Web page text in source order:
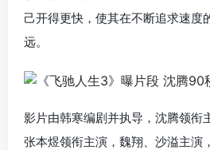
己开得更快，使其在不断追求速度
远。
影片由韩寒编剧并执导， 沈腾领衔
张本煜领衔主演， 魏翔、 沙溢主演，